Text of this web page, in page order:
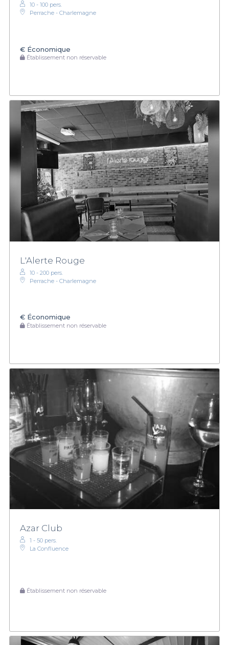
10 - 100 pers.
Perrache - Charlemagne
€ Économique
Établissement non réservable
L'Alerte Rouge
10 - 200 pers.
Perrache - Charlemagne
€ Économique
Établissement non réservable
Azar Club
1 - 50 pers.
La Confluence
Établissement non réservable